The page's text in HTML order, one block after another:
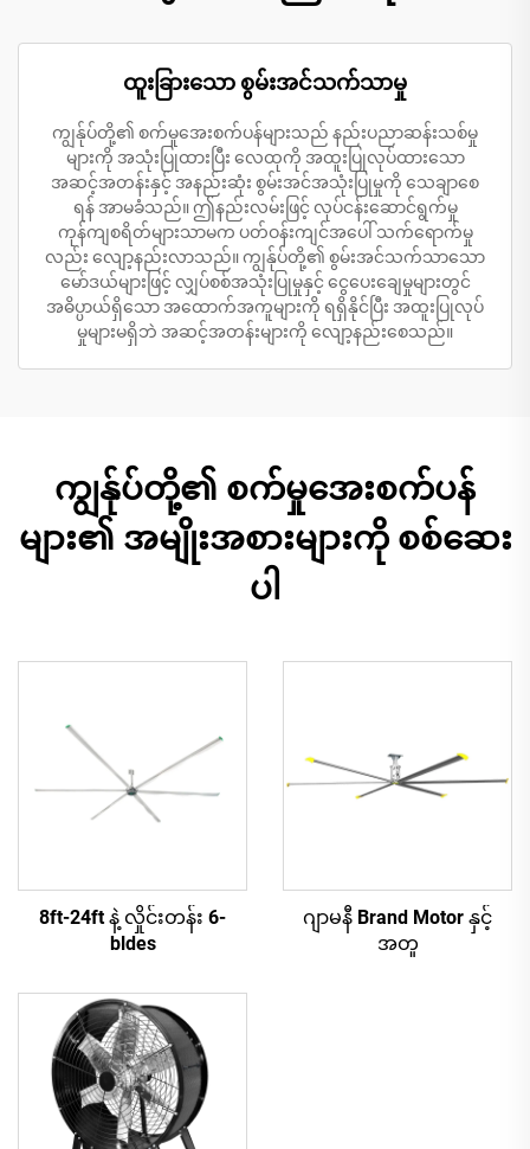
ထူးခြားသော စွမ်းအင်သက်သာမှု
ကျွန်ုပ်တို့၏ စက်မှုအေးစက်ပန်များသည် နည်းပညာဆန်းသစ်မှု
များကို အသုံးပြုထားပြီး လေထုကို အထူးပြုလုပ်ထားသော
အဆင့်အတန်းနှင့် အနည်းဆုံး စွမ်းအင်အသုံးပြုမှုကို သေချာစေ
ရန် အာမခံသည်။ ဤနည်းလမ်းဖြင့် လုပ်ငန်းဆောင်ရွက်မှု
ကုန်ကျစရိတ်များသာမက ပတ်ဝန်းကျင်အပေါ် သက်ရောက်မှု
လည်း လျော့နည်းလာသည်။ ကျွန်ုပ်တို့၏ စွမ်းအင်သက်သာသော
မော်ဒယ်များဖြင့် လျှပ်စစ်အသုံးပြုမှုနှင့် ငွေပေးချေမှုများတွင်
အဓိပ္ပာယ်ရှိသော အထောက်အကူများကို ရရှိနိုင်ပြီး အထူးပြုလုပ်
မှုများမရှိဘဲ အဆင့်အတန်းများကို လျော့နည်းစေသည်။
ကျွန်ုပ်တို့၏ စက်မှုအေးစက်ပန်
များ၏ အမျိုးအစားများကို စစ်ဆေး
ပါ
8ft-24ft နဲ့ လှိုင်းတန်း 6-
bldes
ဂျာမနီ Brand Motor နှင့်
အတူ